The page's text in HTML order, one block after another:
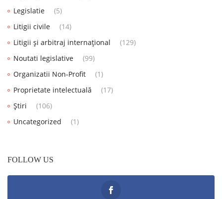
Legislatie
(5)
Litigii civile
(14)
Litigii și arbitraj internațional
(129)
Noutati legislative
(99)
Organizatii Non-Profit
(1)
Proprietate intelectuală
(17)
Știri
(106)
Uncategorized
(1)
FOLLOW US